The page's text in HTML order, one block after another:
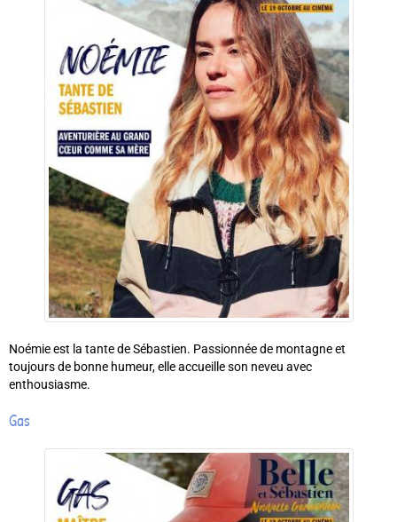
Noémie est la tante de Sébastien. Passionnée de montagne et
toujours de bonne humeur, elle accueille son neveu avec
enthousiasme.
Gas